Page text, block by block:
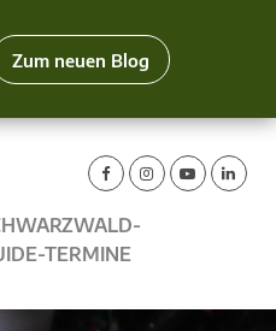
Zum neuen Blog
TERMINE